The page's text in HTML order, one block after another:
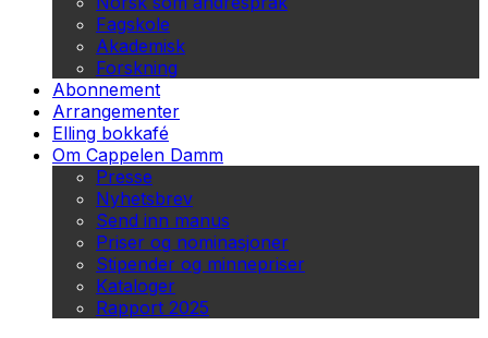
Fagskole
Akademisk
Forskning
Abonnement
Arrangementer
Elling bokkafé
Om Cappelen Damm
Presse
Nyhetsbrev
Send inn manus
Priser og nominasjoner
Stipender og minnepriser
Kataloger
Rapport 2025